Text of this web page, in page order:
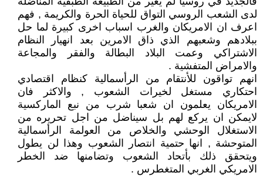
لدى الشعب الروسي التواق للحياة الحرة والكريمة , فهم
اعرف ان الامريكان والغرب اسباب اخرى كبيرة لما حل
ببلادهم وشعبهم الذي ذاق الامرين بعد انهيار النظام
الاشتراكي وعمت البلاد البطالة والفقر والمجاعة
والامراض المتفشية .
انهم تواقون للأنتقام من الرأسمالية كنظام اقتصادي
احتكاري مستغل لخيرات الشعوب , والاكثر فان
الامريكان يعلمون ان شعبا شرب من نبع الماركسية
لايمكن ان يركع لهم بل سيناضل من اجل تحريره من
الاستغلال الوحشي والخلاص من العولمة الرأسمالية
المتوحشة , انها حتمية انتصار الشعوب وهذا لن يطول
ويتحقق ذلك بأتحاد الشعوب وتضامنها ضد الخطر
الامريكي الغربي المتغطرس .